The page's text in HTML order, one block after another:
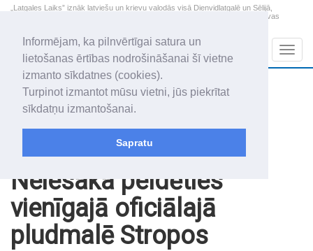
Informējam, ka pilnvērtīgai satura un
lietošanas ērtības nodrošināšanai šī vietne
izmanto sīkdatnes (cookies).
Turpinot izmantot mūsu vietni, jūs piekrītat
sīkdatņu izmantošanai.
Sapratu
„Latgales Laiks” iznāk latviešu un krievu valodās visā Dienvidlatgalē un Sēlijā,
„Latgales Laiks” latviešu valodā aptver Daugavpils valstspilsētu, Augšdaugavas
2026. gada 7. augusts
Piektdiena
Alfrēds, Fredis, Madars
+19.5
Neiesaka peldēties
vienīgajā oficiālajā
pludmalē Stropos